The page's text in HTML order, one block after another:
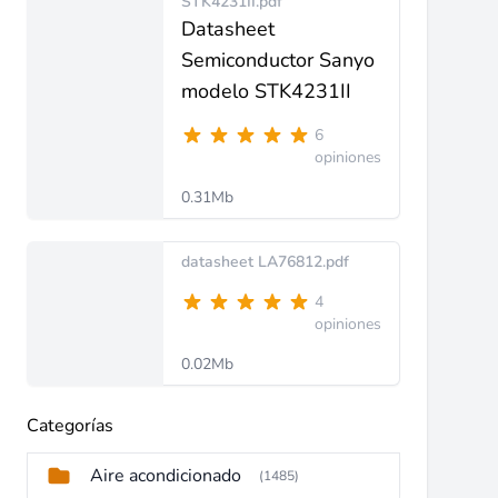
Datasheet
Semiconductor Sanyo
modelo STK4231II
6
opiniones
0.31Mb
datasheet LA76812.pdf
4
opiniones
0.02Mb
Categorías
Aire acondicionado (1485)